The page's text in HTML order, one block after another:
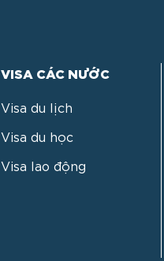
VISA CÁC NƯỚC
Visa du lịch
Visa du học
Visa lao động